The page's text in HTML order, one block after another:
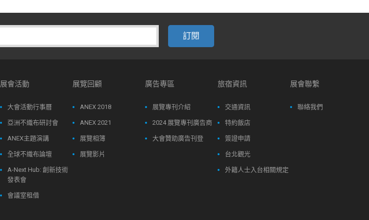
展會活動
大會活動行事曆
亞洲不織布研討會
ANEX主題演講
全球不織布論壇
A-Next Hub: 創新技術
發表會
會議室租借
展覽回顧
ANEX 2018
ANEX 2021
展覽相簿
展覽影片
廣告專區
展覽專刊介紹
2024 展覽專刊廣告商
大會贊助廣告刊登
旅宿資訊
交通資訊
特約飯店
簽證申請
台北觀光
外籍人士入台相關規定
展會聯繫
聯絡我們